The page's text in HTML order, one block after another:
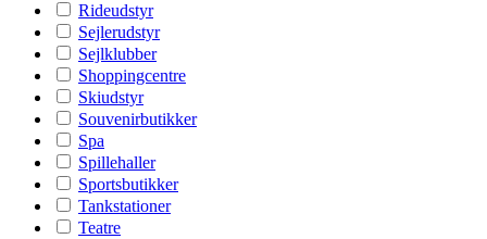
Rideudstyr
Sejlerudstyr
Sejlklubber
Shoppingcentre
Skiudstyr
Souvenirbutikker
Spa
Spillehaller
Sportsbutikker
Tankstationer
Teatre